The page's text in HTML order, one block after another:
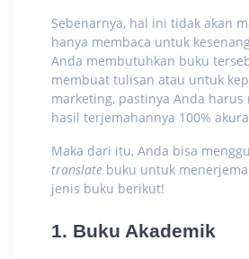
Sebenarnya, hal ini tidak akan
hanya membaca untuk
Anda membutuhkan buku
membuat tulisan atau untuk
marketing, pastinya Anda harus
hasil terjemahannya 100%
Maka dari itu, Anda bisa
translate buku untuk
jenis buku berikut!
1. Buku Akademik